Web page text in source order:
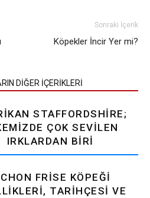
Sonraki İçerik
Köpekler İncir Yer mi?
DİĞER İÇERİKLERİ
STAFFORDSHIRE;
ÇOK SEVILEN
IRKLARDAN BIRI
FRISE KÖPEĞI
TARIHÇESI VE